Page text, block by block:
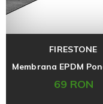
FIRESTONE
69 RON